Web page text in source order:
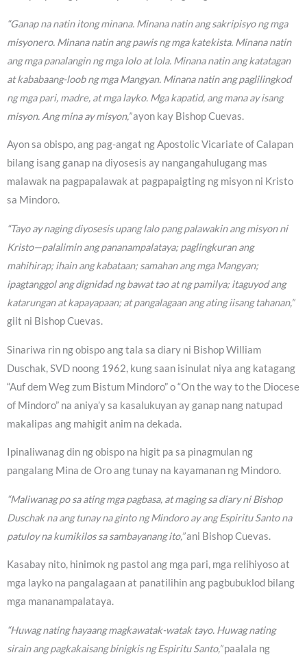
“Ganap na natin itong minana. Minana natin ang sakripisyo ng mga
misyonero. Minana natin ang pawis ng mga katekista. Minana natin
ang mga panalangin ng mga lolo at lola. Minana natin ang katatagan
at kababaang-loob ng mga Mangyan. Minana natin ang paglilingkod
ng mga pari, madre, at mga layko. Mga kapatid, ang mana ay isang
misyon. Ang mina ay misyon,”ayon kay Bishop Cuevas.
Ayon sa obispo, ang pag-angat ng Apostolic Vicariate of Calapan
bilang isang ganap na diyosesis ay nangangahulugang mas
malawak na pagpapalawak at pagpapaigting ng misyon ni Kristo
sa Mindoro.
“Tayo ay naging diyosesis upang lalo pang palawakin ang misyon ni
Kristo—palalimin ang pananampalataya; paglingkuran ang
mahihirap; ihain ang kabataan; samahan ang mga Mangyan;
ipagtanggol ang dignidad ng bawat tao at ng pamilya; itaguyod ang
katarungan at kapayapaan; at pangalagaan ang ating iisang tahanan,”
giit ni Bishop Cuevas.
Sinariwa rin ng obispo ang tala sa diary ni Bishop William
Duschak, SVD noong 1962, kung saan isinulat niya ang katagang
“Auf dem Weg zum Bistum Mindoro” o “On the way to the Diocese
of Mindoro” na aniya’y sa kasalukuyan ay ganap nang natupad
makalipas ang mahigit anim na dekada.
Ipinaliwanag din ng obispo na higit pa sa pinagmulan ng
pangalang Mina de Oro ang tunay na kayamanan ng Mindoro.
“Maliwanag po sa ating mga pagbasa, at maging sa diary ni Bishop
Duschak na ang tunay na ginto ng Mindoro ay ang Espiritu Santo na
patuloy na kumikilos sa sambayanang ito,”ani Bishop Cuevas.
Kasabay nito, hinimok ng pastol ang mga pari, mga relihiyoso at
mga layko na pangalagaan at panatilihin ang pagbubuklod bilang
mga mananampalataya.
“Huwag nating hayaang magkawatak-watak tayo. Huwag nating
sirain ang pagkakaisang binigkis ng Espiritu Santo,”paalala ng